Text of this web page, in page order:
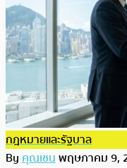
กฎหมายและรัฐบาล
Byคุณเชนพฤษภาคม 9,